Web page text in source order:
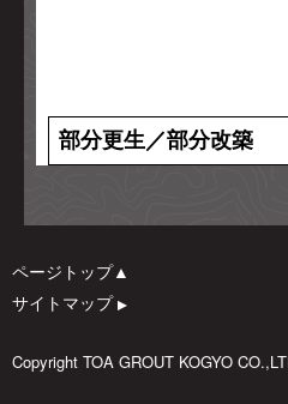
部分更生／部分改築
ページトップ▲
サイトマップ ▲
Copyright TOA GROUT KOGYO